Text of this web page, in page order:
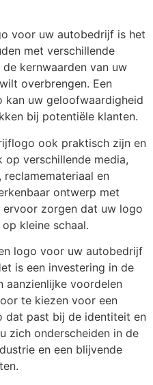
voor uw autobedrijf is het
met verschillende
kernwaarden van uw
overbrengen. Een
kan uw geloofwaardigheid
bij potentiële klanten.
ook praktisch zijn en
verschillende media,
en
ontwerp met
ervoor zorgen dat uw logo
kleine schaal.
logo voor uw autobedrijf
is een investering in de
aanzienlijke voordelen
te kiezen voor een
dat past bij de identiteit en
zich onderscheiden in de
en een blijvende